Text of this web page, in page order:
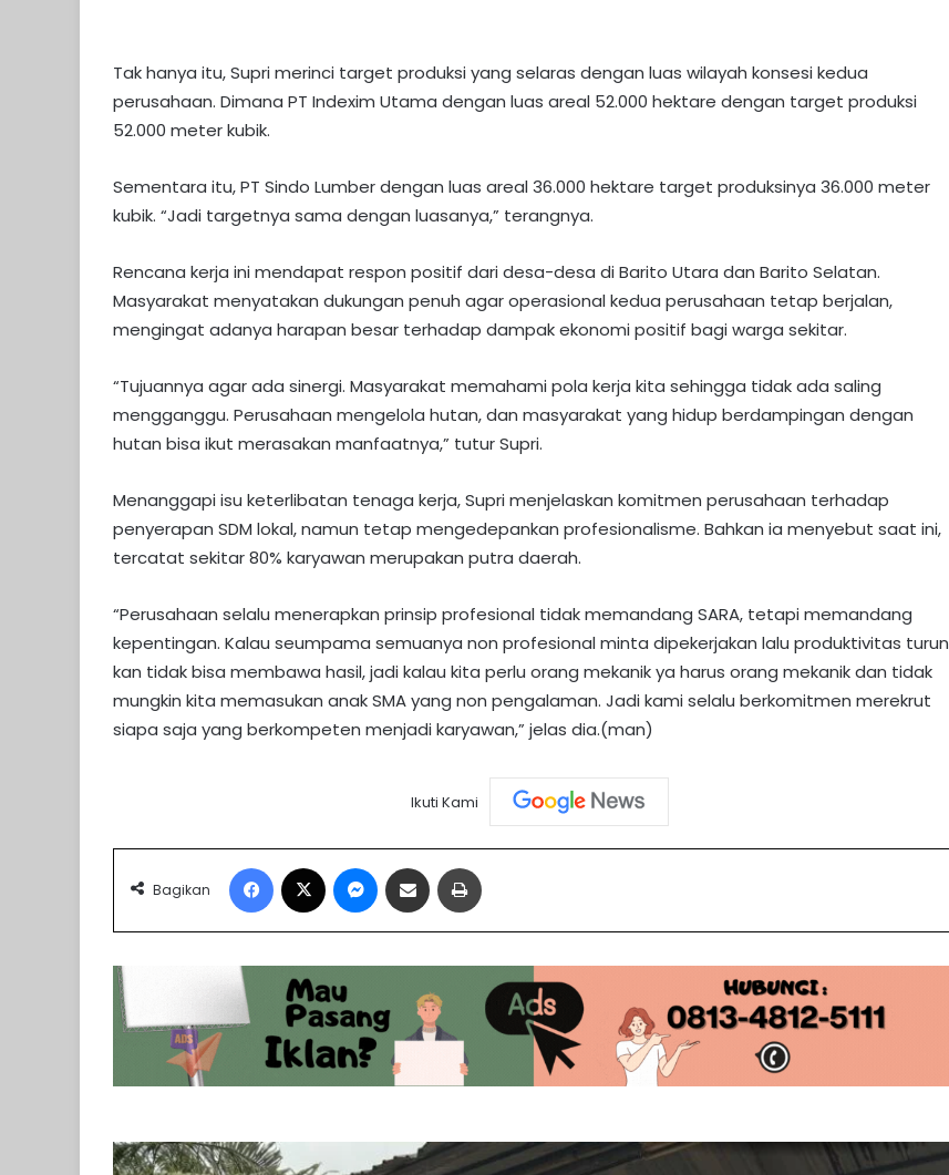
Tak hanya itu, Supri merinci target produksi yang selaras dengan luas wilayah konsesi kedua
perusahaan. Dimana PT Indexim Utama dengan luas areal 52.000 hektare dengan target produksi
52.000 meter kubik.
​Sementara itu, PT Sindo Lumber dengan luas areal 36.000 hektare target produksinya 36.000 meter
kubik. “Jadi targetnya sama dengan luasanya,” terangnya.
Rencana kerja ini mendapat respon positif dari desa-desa di Barito Utara dan Barito Selatan.
Masyarakat menyatakan dukungan penuh agar operasional kedua perusahaan tetap berjalan,
mengingat adanya harapan besar terhadap dampak ekonomi positif bagi warga sekitar.
“​Tujuannya agar ada sinergi. Masyarakat memahami pola kerja kita sehingga tidak ada saling
mengganggu. Perusahaan mengelola hutan, dan masyarakat yang hidup berdampingan dengan
hutan bisa ikut merasakan manfaatnya,” tutur Supri.
Menanggapi isu keterlibatan tenaga kerja, Supri menjelaskan komitmen perusahaan terhadap
penyerapan SDM lokal, namun tetap mengedepankan profesionalisme. Bahkan ia menyebut saat ini,
tercatat sekitar 80% karyawan merupakan putra daerah.
“Perusahaan selalu menerapkan prinsip profesional tidak memandang SARA, tetapi memandang
kepentingan. Kalau seumpama semuanya non profesional minta dipekerjakan lalu produktivitas turun
kan tidak bisa membawa hasil, jadi kalau kita perlu orang mekanik ya harus orang mekanik dan tidak
mungkin kita memasukan anak SMA yang non pengalaman. Jadi kami selalu berkomitmen merekrut
siapa saja yang berkompeten menjadi karyawan,” jelas dia.(man)
Ikuti Kami
Bagikan
Facebook Messenger
Share via Email
Kapolres Barito Utara Terima
Penghargaan dari Gubernur Kalteng
Tuhup dan Batura
Resmi Naik! Ini Daftar Harga BBM
Non subsidi di Kalimantan Tengah
Rekrutmen Polri: Polres Barito Utara